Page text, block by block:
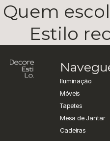
Quem
Estilo
Iluminação
Móveis
Tapetes
Mesa de Jantar
Cadeiras